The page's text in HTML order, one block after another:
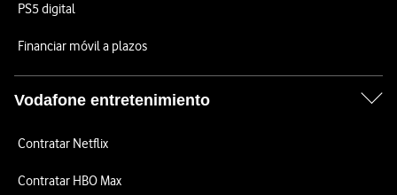
PS5 digital
Financiar móvil a plazos
Vodafone entretenimiento
Contratar Netflix
Contratar HBO Max